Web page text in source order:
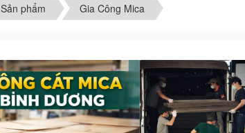
Sản phẩm Gia Công Mica